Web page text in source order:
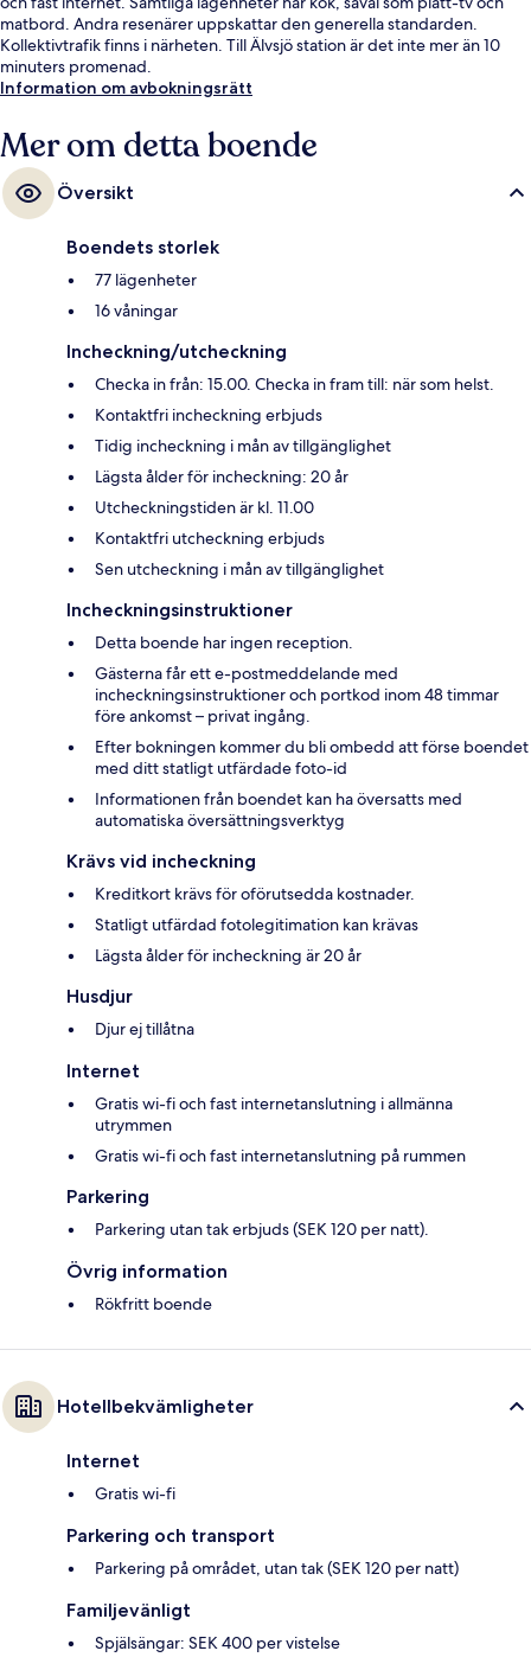
matbord. Andra resenärer uppskattar den generella standarden.
Kollektivtrafik finns i närheten. Till Älvsjö station är det inte mer än 10
minuters promenad.
Information om avbokningsrätt
Mer om detta boende
Översikt
Boendets storlek
77 lägenheter
16 våningar
Incheckning/utcheckning
Checka in från: 15.00. Checka in fram till: när som helst.
Kontaktfri incheckning erbjuds
Tidig incheckning i mån av tillgänglighet
Lägsta ålder för incheckning: 20 år
Utcheckningstiden är kl. 11.00
Kontaktfri utcheckning erbjuds
Sen utcheckning i mån av tillgänglighet
Incheckningsinstruktioner
Detta boende har ingen reception.
Gästerna får ett e-postmeddelande med
incheckningsinstruktioner och portkod inom 48 timmar
före ankomst – privat ingång.
Efter bokningen kommer du bli ombedd att förse boendet
med ditt statligt utfärdade foto-id
Informationen från boendet kan ha översatts med
automatiska översättningsverktyg
Krävs vid incheckning
Kreditkort krävs för oförutsedda kostnader.
Statligt utfärdad fotolegitimation kan krävas
Lägsta ålder för incheckning är 20 år
Husdjur
Djur ej tillåtna
Internet
Gratis wi-fi och fast internetanslutning i allmänna
utrymmen
Gratis wi-fi och fast internetanslutning på rummen
Parkering
Parkering utan tak erbjuds (SEK 120 per natt).
Övrig information
Rökfritt boende
Hotellbekvämligheter
Internet
Gratis wi-fi
Parkering och transport
Parkering på området, utan tak (SEK 120 per natt)
Familjevänligt
Spjälsängar: SEK 400 per vistelse